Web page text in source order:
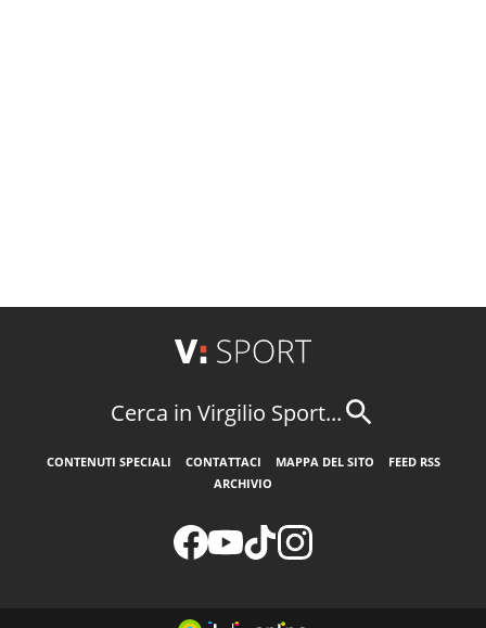
Cerca in Virgilio Sport...
CONTENUTI SPECIALI CONTATTACI MAPPA DEL SITO
FEED RSS
ARCHIVIO